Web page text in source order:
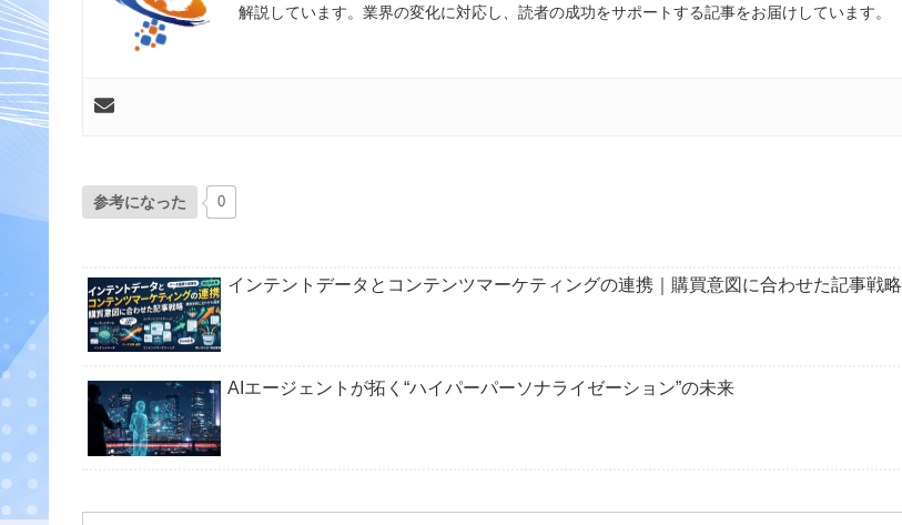
解説しています。業界の変化に対応し、読者の成功をサポートする記事をお届けしています。
参考になった 0
インテントデータとコンテンツマーケティングの連携｜購買意図に合わせた記事戦略
AIエージェントが拓く“ハイパーパーソナライゼーション”の未来